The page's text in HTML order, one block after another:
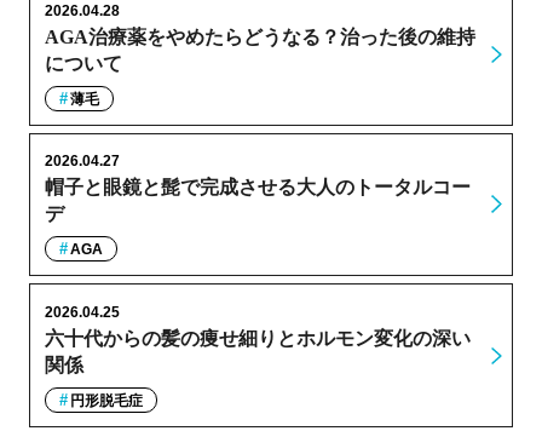
AGA治療薬をやめたらどうなる？治った後の維持
について
2026.04.28
薄毛
帽子と眼鏡と髭で完成させる大人のトータルコー
デ
2026.04.27
AGA
六十代からの髪の痩せ細りとホルモン変化の深い
関係
2026.04.25
円形脱毛症